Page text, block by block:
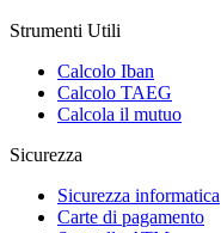
Strumenti Utili
Calcolo Iban
Calcolo TAEG
Calcola il mutuo
Sicurezza
Sicurezza informatica
Carte di pagamento